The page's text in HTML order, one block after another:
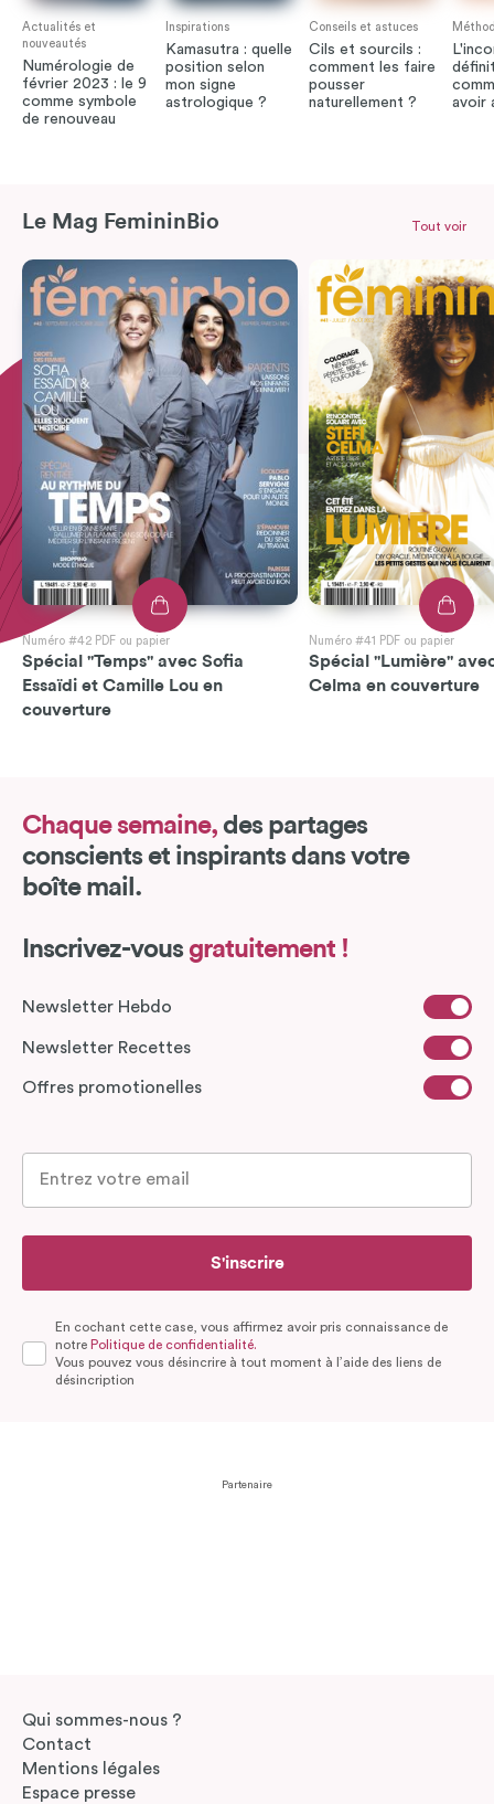
Actualités et
nouveautés
Numérologie de
février 2023 : le 9
comme symbole
de renouveau
Inspirations
Kamasutra : quelle
position selon
mon signe
astrologique ?
Conseils et astuces
Cils et sourcils :
comment les faire
pousser
naturellement ?
avoir
Le Mag FemininBio
Numéro #42 PDF ou papier
Spécial "Temps" avec Sofia
Essaïdi et Camille Lou en
couverture
Numéro #41 PDF ou papier
Spécial "Lumière"
Celma en couverture
Tout voir
Chaque semaine, des partages
conscients et inspirants dans votre
boîte mail.
Inscrivez-vous gratuitement !
Newsletter Hebdo
Newsletter Recettes
Offres promotionelles
S'inscrire
En cochant cette case, vous affirmez avoir pris connaissance de
notre Politique de confidentialité.
Vous pouvez vous désincrire à tout moment à l’aide des liens de
désincription
Partenaire
Qui sommes-nous ?
Contact
Mentions légales
Espace presse